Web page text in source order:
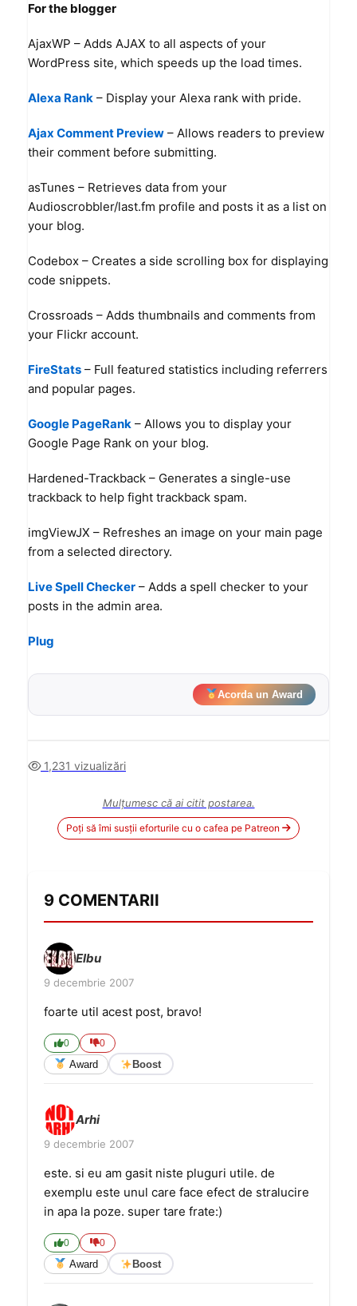
For the blogger
AjaxWP – Adds AJAX to all aspects of your
WordPress site, which speeds up the load times.
Alexa Rank – Display your Alexa rank with pride.
Ajax Comment Preview – Allows readers to preview
their comment before submitting.
asTunes – Retrieves data from your
Audioscrobbler/last.fm profile and posts it as a list on
your blog.
Codebox – Creates a side scrolling box for displaying
code snippets.
Crossroads – Adds thumbnails and comments from
your Flickr account.
FireStats – Full featured statistics including referrers
and popular pages.
Google PageRank – Allows you to display your
Google Page Rank on your blog.
Hardened-Trackback – Generates a single-use
trackback to help fight trackback spam.
imgViewJX – Refreshes an image on your main page
from a selected directory.
Live Spell Checker – Adds a spell checker to your
posts in the admin area.
Plug
Acorda un Award
1,231 vizualizări
Mulțumesc că ai citit postarea.
Poți să îmi susții eforturile cu o cafea pe Patreon
9 COMENTARII
Elbu
9 decembrie 2007
foarte util acest post, bravo!
0 0
Award Boost
Arhi
9 decembrie 2007
este. si eu am gasit niste pluguri utile. de
exemplu este unul care face efect de stralucire
in apa la poze. super tare frate:)
0 0
Award Boost